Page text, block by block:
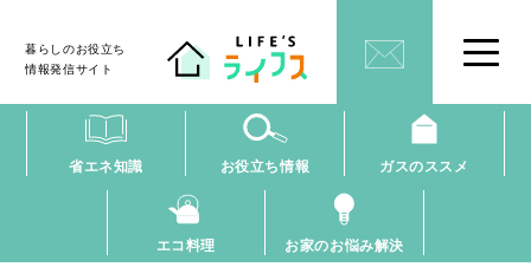
暮らしのお役立ち
情報発信サイト
省エネ知識 お役立ち情報 ガスのススメ
エコ料理 お家のお悩み解決